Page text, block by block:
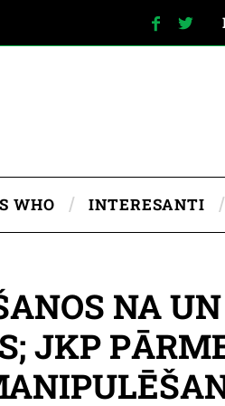
WHO INTERESANTI
NA UN
JKP